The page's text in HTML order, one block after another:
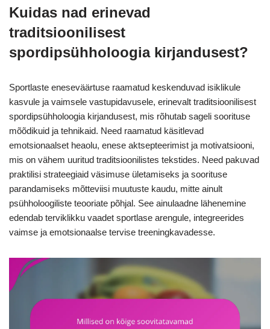
Kuidas nad erinevad
traditsioonilisest
spordipsühholoogia kirjandusest?
Sportlaste eneseväärtuse raamatud keskenduvad isiklikule
kasvule ja vaimsele vastupidavusele, erinevalt traditsioonilisest
spordipsühholoogia kirjandusest, mis rõhutab sageli soorituse
mõõdikuid ja tehnikaid. Need raamatud käsitlevad
emotsionaalset heaolu, enese aktsepteerimist ja motivatsiooni,
mis on vähem uuritud traditsioonilistes tekstides. Need pakuvad
praktilisi strateegiaid väsimuse ületamiseks ja soorituse
parandamiseks mõtteviisi muutuste kaudu, mitte ainult
psühholoogiliste teooriate põhjal. See ainulaadne lähenemine
edendab terviklikku vaadet sportlase arengule, integreerides
vaimse ja emotsionaalse tervise treeningkavadesse.